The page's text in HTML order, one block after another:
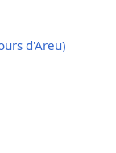
d'Areu)